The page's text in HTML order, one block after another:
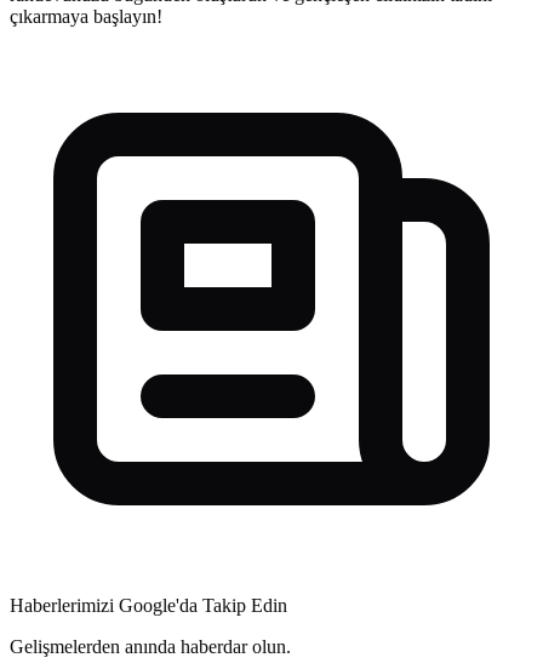
çıkarmaya başlayın!
Haberlerimizi Google'da Takip Edin
Gelişmelerden anında haberdar olun.